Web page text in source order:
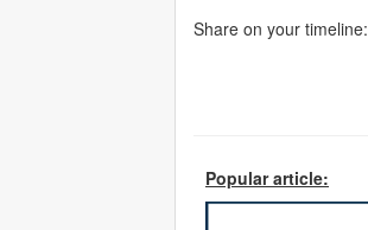
Share on your timeline:
Popular article: